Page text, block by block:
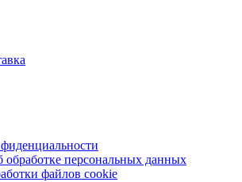
персональных данных
файлов cookie